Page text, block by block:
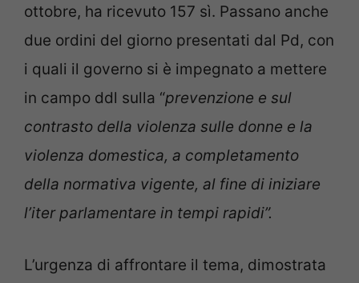
ottobre, ha ricevuto 157 sì. Passano anche
due ordini del giorno presentati dal Pd, con
i quali il governo si è impegnato a mettere
in campo ddl sulla “prevenzione e sul
contrasto della violenza sulle donne e la
violenza domestica, a completamento
della normativa vigente, al fine di iniziare
l’iter parlamentare in tempi rapidi”.
L’urgenza di affrontare il tema, dimostrata